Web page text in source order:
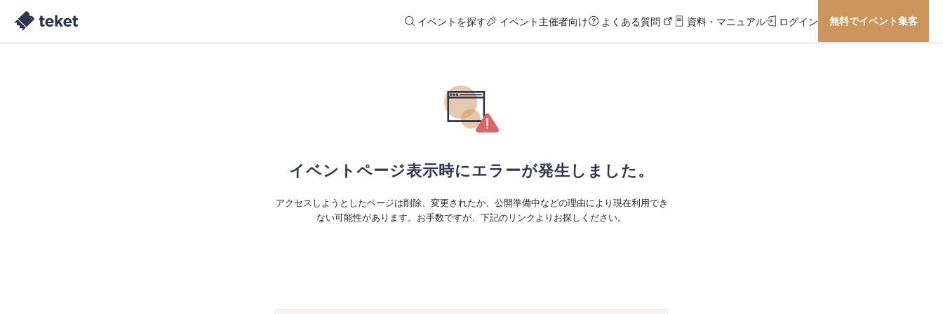
イベントを探す イベント主催者向け よくある質問 資料・マニュアル ログイン 無料でイベント集客
イベントページ表示時にエラーが発生しました。
アクセスしようとしたページは削除、変更されたか、公開準備中などの理由により現在利用でき
ない可能性があります。お手数ですが、下記のリンクよりお探しください。